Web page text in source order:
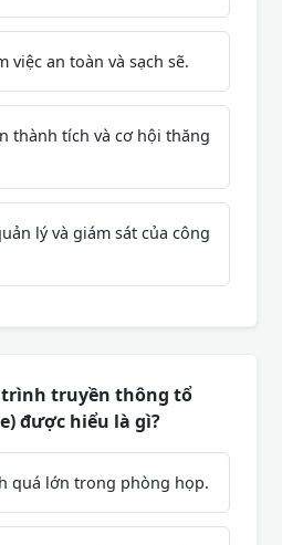
việc an toàn và sạch sẽ.
thành tích và cơ hội thăng
lý và giám sát của công
trình truyền thông tổ
được hiểu là gì?
quá lớn trong phòng họp.